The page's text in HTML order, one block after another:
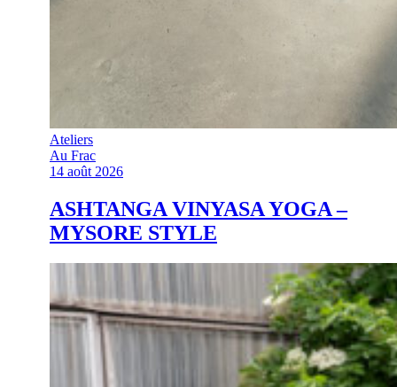
Ateliers
Au Frac
14 août 2026
ASHTANGA VINYASA YOGA –
MYSORE STYLE